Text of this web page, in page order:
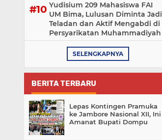
Yudisium 209 Mahasiswa FAI
UM Bima, Lulusan Diminta Jadi
Teladan dan Aktif Mengabdi di
Persyarikatan Muhammadiyah
SELENGKAPNYA
BERITA TERBARU
Lepas Kontingen Pramuka
ke Jambore Nasional XII, Ini
Amanat Bupati Dompu